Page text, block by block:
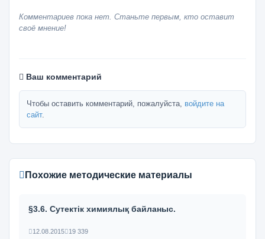
Комментариев пока нет. Станьте первым, кто оставит
своё мнение!
Ваш комментарий
Чтобы оставить комментарий, пожалуйста, войдите на
сайт.
Похожие методические материалы
§3.6. Сутектік химиялық байланыс.
12.08.2015 19 339